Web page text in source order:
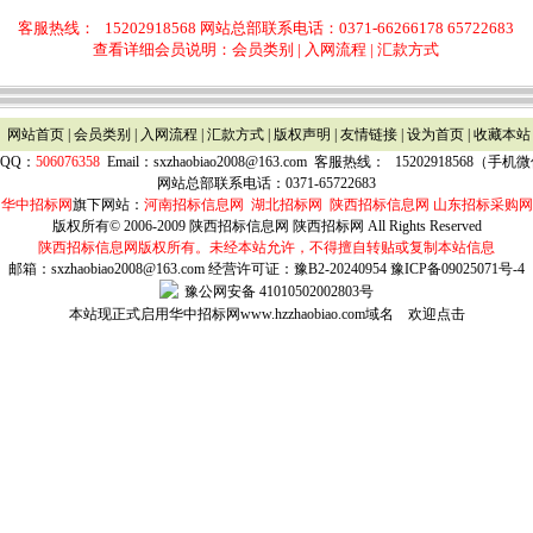
客服热线：
15202918568 网站总部联系电话：0371-66266178 65722683
查看详细会员说明： 会员类别 | 入网流程 | 汇款方式
网站首页| 会员类别 入网流程 汇款方式| 版权声明 | 友情链接 | 设为首页| 收藏本站
： 506076358Email： sxzhaobiao2008@163.com客服热线：
15202918568（手机微
网站总部联系电话：0371-65722683
华中招标网旗下网站： 河南招标信息网 湖北招标网 陕西招标信息网 山东招标采购网
版权所有© 2006-2009 陕西招标信息网 陕西招标网 All Rights Reserved
陕西招标信息网版权所有。未经本站允许，不得擅自转贴或复制本站信息
邮箱：sxzhaobiao2008@163.com 经营许可证：豫B2-20240954 豫ICP备09025071号-4
豫公网安备 41010502002803号
本站现正式启用华中招标网www.hzzhaobiao.com域名 欢迎点击